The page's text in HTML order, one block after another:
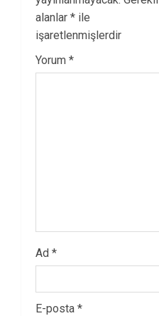
alanlar * ile
işaretlenmişlerdir
Yorum *
Ad *
E-posta *